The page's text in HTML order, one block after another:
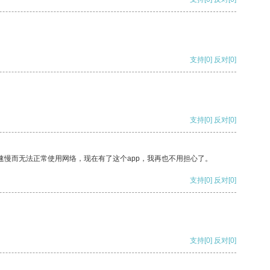
支持[0] 反对[0]
支持[0] 反对[0]
而无法正常使用网络，现在有了这个app，我再也不用担心了。
支持[0] 反对[0]
支持[0] 反对[0]